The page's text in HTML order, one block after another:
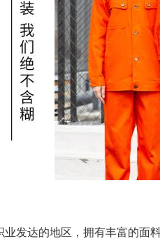
发达的地区，拥有丰富的